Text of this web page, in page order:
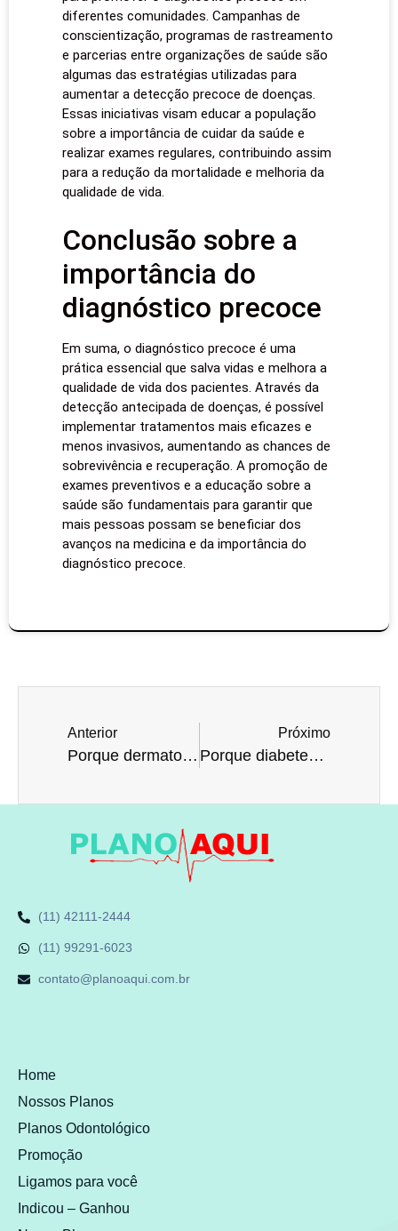
diferentes comunidades. Campanhas de
conscientização, programas de rastreamento
e parcerias entre organizações de saúde são
algumas das estratégias utilizadas para
aumentar a detecção precoce de doenças.
Essas iniciativas visam educar a população
sobre a importância de cuidar da saúde e
realizar exames regulares, contribuindo assim
para a redução da mortalidade e melhoria da
qualidade de vida.
Conclusão sobre a
importância do
diagnóstico precoce
Em suma, o diagnóstico precoce é uma
prática essencial que salva vidas e melhora a
qualidade de vida dos pacientes. Através da
detecção antecipada de doenças, é possível
implementar tratamentos mais eficazes e
menos invasivos, aumentando as chances de
sobrevivência e recuperação. A promoção de
exames preventivos e a educação sobre a
saúde são fundamentais para garantir que
mais pessoas possam se beneficiar dos
avanços na medicina e da importância do
diagnóstico precoce.
Anterior
Porque dermatologia é necessária?
Próximo
Porque diabetes precisa de controle?
(11) 42111-2444
(11) 99291-6023
contato@planoaqui.com.br
Home
Nossos Planos
Planos Odontológico
Promoção
Ligamos para você
Indicou – Ganhou